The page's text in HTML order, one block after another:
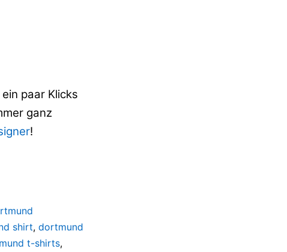
paar Klicks
ganz
!
shirt, dortmund
t-shirts,